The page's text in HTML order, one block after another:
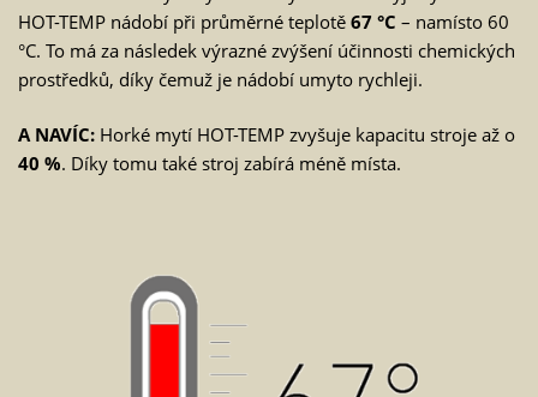
HOT-TEMP nádobí při průměrné teplotě 67 °C – namísto 60
°C. To má za následek výrazné zvýšení účinnosti chemických
prostředků, díky čemuž je nádobí umyto rychleji.
A NAVÍC: Horké mytí HOT-TEMP zvyšuje kapacitu stroje až o
40 %. Díky tomu také stroj zabírá méně místa.